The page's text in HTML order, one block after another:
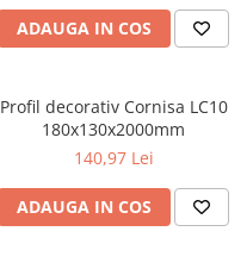
ADAUGA IN COS
Profil decorativ Cornisa LC10
180x130x2000mm
140,97 Lei
ADAUGA IN COS